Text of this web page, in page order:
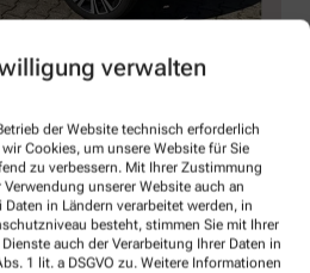
verwalten
der Website technisch erforderlich
Cookies, um unsere Website für Sie
zu verbessern. Mit Ihrer Zustimmung
unserer Website auch an
in Ländern verarbeitet werden, in
besteht, stimmen Sie mit Ihrer
auch der Verarbeitung Ihrer Daten in
1 lit. a DSGVO zu. Weitere Informationen
bei uns vor
Für Ihre
oder direkt in unserer
Mit persönlicher Beratung und